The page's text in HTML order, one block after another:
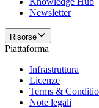
Newsletter
Risorse
Piattaforma
Infrastruttura
Licenze
Terms &
Note legali